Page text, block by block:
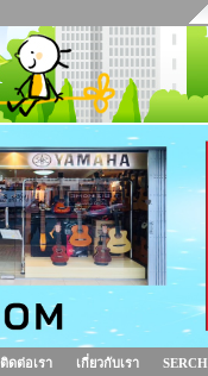
ติดต่อเรา เกี่ยวกับเรา SERCH